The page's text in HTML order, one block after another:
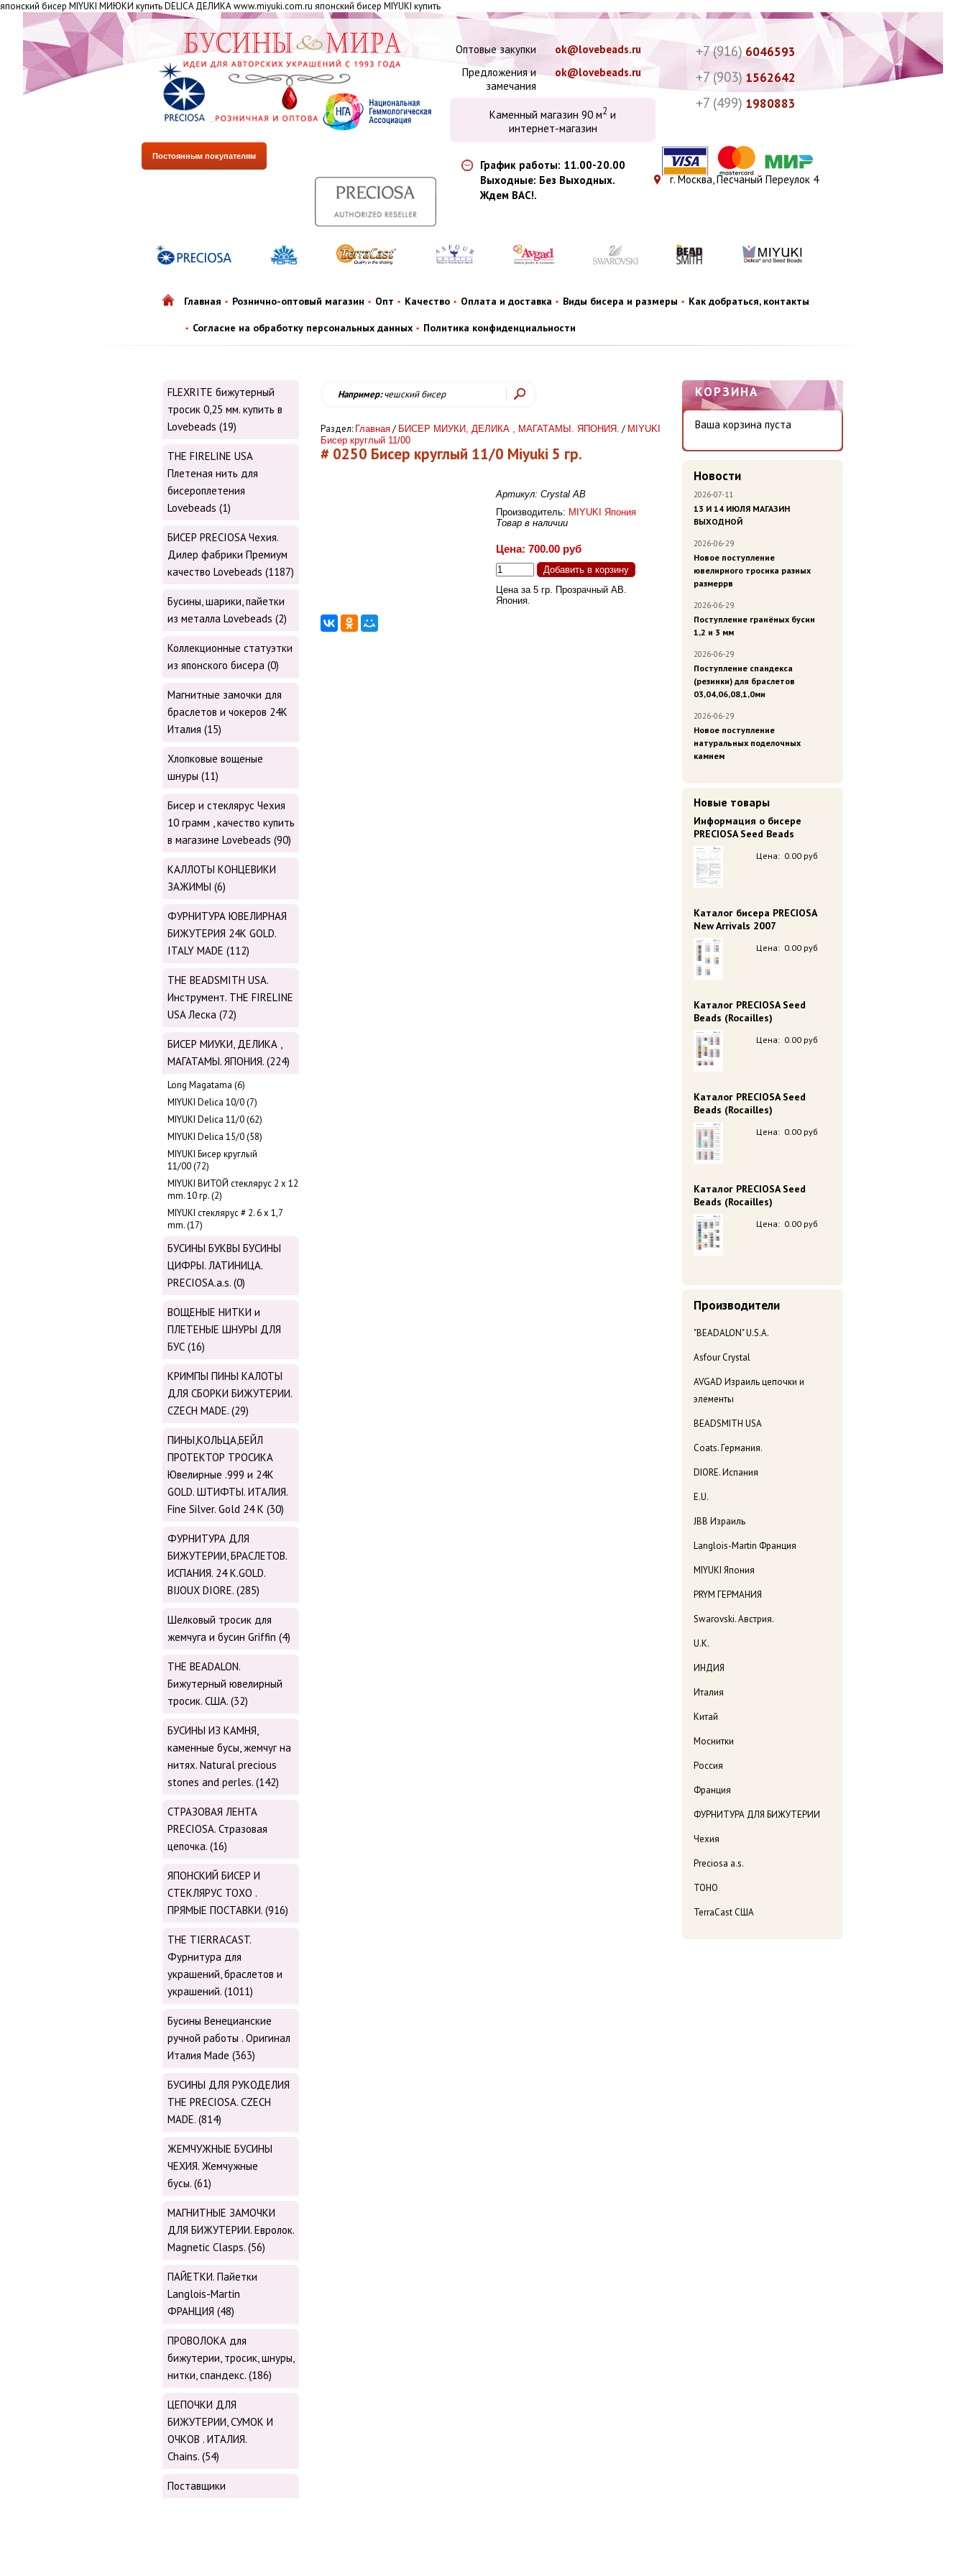
японский бисер MIYUKI МИЮКИ купить DELICA ДЕЛИКА www.miyuki.com.ru японский бисер MIYUKI купить
+7 (916) 6046593
+7 (903) 1562642
+7 (499) 1980883
Оптовые закупки
ok@lovebeads.ru
Предложения и
замечания
ok@lovebeads.ru
Каменный магазин 90 м2 и
интернет-магазин
г. Москва, Песчаный Переулок 4
График работы: 11.00-20.00
Выходные: Без Выходных.
Ждем ВАС!.
Постоянным покупателям
Главная Рознично-оптовый магазин Опт Качество Оплата и доставка Виды бисера и размеры Как добраться, контакты
Согласие на обработку персональных данных Политика конфиденциальности
КОРЗИНА
Ваша корзина пуста
Новости
2026-07-11
13 И 14 ИЮЛЯ МАГАЗИН
ВЫХОДНОЙ
2026-06-29
Новое поступление
ювелирного тросика разных
размеррв
2026-06-29
Поступление гранёных бусин
1,2 и 3 мм
2026-06-29
Поступление спандекса
(резинки) для браслетов
03,04,06,08,1,0ми
2026-06-29
Новое поступление
натуральных поделочных
камнем
Новые товары
Информация о бисере
PRECIOSA Seed Beads
Цена: 0.00 руб
Каталог бисера PRECIOSA
New Arrivals 2007
Цена: 0.00 руб
Каталог PRECIOSA Seed
Beads (Rocailles)
Цена: 0.00 руб
Каталог PRECIOSA Seed
Beads (Rocailles)
Цена: 0.00 руб
Каталог PRECIOSA Seed
Beads (Rocailles)
Цена: 0.00 руб
Производители
"BEADALON" U.S.A.
Asfour Crystal
AVGAD Израиль цепочки и
элементы
BEADSMITH USA
Coats. Германия.
DIORE. Испания
E.U.
JBB Израиль
Langlois-Martin Франция
MIYUKI Япония
PRYM ГЕРМАНИЯ
Swarovski. Австрия.
U.K.
ИНДИЯ
Италия
Китай
Моснитки
Россия
Франция
ФУРНИТУРА ДЛЯ БИЖУТЕРИИ
Чехия
Preciosa a.s.
TOHO
TerraCast США
FLEXRITE бижутерный
тросик 0,25 мм. купить в
Lovebeads (19)
THE FIRELINE USA
Плетеная нить для
бисероплетения
Lovebeads (1)
БИСЕР PRECIOSA Чехия.
Дилер фабрики Премиум
качество Lovebeads (1187)
Бусины, шарики, пайетки
из металла Lovebeads (2)
Коллекционные статуэтки
из японского бисера (0)
Магнитные замочки для
браслетов и чокеров 24К
Италия (15)
Хлопковые вощеные
шнуры (11)
Бисер и стеклярус Чехия
10 грамм , качество купить
в магазине Lovebeads (90)
КАЛЛОТЫ КОНЦЕВИКИ
ЗАЖИМЫ (6)
ФУРНИТУРА ЮВЕЛИРНАЯ
БИЖУТЕРИЯ 24К GOLD.
ITALY MADE (112)
THE BEADSMITH USA.
Инструмент. THE FIRELINE
USA Леска (72)
БИСЕР МИУКИ, ДЕЛИКА ,
МАГАТАМЫ. ЯПОНИЯ. (224)
Long Magatama (6)
MIYUKI Delica 10/0 (7)
MIYUKI Delica 11/0 (62)
MIYUKI Delica 15/0 (58)
MIYUKI Бисер круглый
11/00 (72)
MIYUKI ВИТОЙ стеклярус 2 х 12
mm. 10 гр. (2)
MIYUKI стеклярус # 2. 6 х 1,7
mm. (17)
БУСИНЫ БУКВЫ БУСИНЫ
ЦИФРЫ. ЛАТИНИЦА.
PRECIOSA.a.s. (0)
ВОЩЕНЫЕ НИТКИ и
ПЛЕТЕНЫЕ ШНУРЫ ДЛЯ
БУС (16)
КРИМПЫ ПИНЫ КАЛОТЫ
ДЛЯ СБОРКИ БИЖУТЕРИИ.
CZECH MADE. (29)
ПИНЫ,КОЛЬЦА,БЕЙЛ
ПРОТЕКТОР ТРОСИКА
Ювелирные .999 и 24К
GOLD. ШТИФТЫ. ИТАЛИЯ.
Fine Silver. Gold 24 K (30)
ФУРНИТУРА ДЛЯ
БИЖУТЕРИИ, БРАСЛЕТОВ.
ИСПАНИЯ. 24 K.GOLD.
BIJOUX DIORE. (285)
Шелковый тросик для
жемчуга и бусин Griffin (4)
THE BEADALON.
Бижутерный ювелирный
тросик. США. (32)
БУСИНЫ ИЗ КАМНЯ,
каменные бусы, жемчуг на
нитях. Natural precious
stones and perles. (142)
СТРАЗОВАЯ ЛЕНТА
PRECIOSA. Стразовая
цепочка. (16)
ЯПОНСКИЙ БИСЕР И
СТЕКЛЯРУС TOХО .
ПРЯМЫЕ ПОСТАВКИ. (916)
THE TIERRACAST.
Фурнитура для
украшений, браслетов и
украшений. (1011)
Бусины Венецианские
ручной работы . Оригинал
Италия Made (363)
БУСИНЫ ДЛЯ РУКОДЕЛИЯ
THE PRECIOSA. CZECH
MADE. (814)
ЖЕМЧУЖНЫЕ БУСИНЫ
ЧЕХИЯ. Жемчужные
бусы. (61)
МАГНИТНЫЕ ЗАМОЧКИ
ДЛЯ БИЖУТЕРИИ. Евролок.
Magnetic Сlasps. (56)
ПАЙЕТКИ. Пайетки
Langlois-Martin
ФРАНЦИЯ (48)
ПРОВОЛОКА для
бижутерии, тросик, шнуры,
нитки, cпандекс. (186)
ЦЕПОЧКИ ДЛЯ
БИЖУТЕРИИ, СУМОК И
ОЧКОВ . ИТАЛИЯ.
Chains. (54)
Поставщики
Например:чешский бисер
Раздел: Главная / БИСЕР МИУКИ, ДЕЛИКА , МАГАТАМЫ. ЯПОНИЯ. / MIYUKI
Бисер круглый 11/00
# 0250 Бисер круглый 11/0 Miyuki 5 гр.
Артикул: Сrystal AB
Производитель: MIYUKI Япония
Товар в наличии
Цена: 700.00 руб
Цена за 5 гр. Прозрачный АВ.
Япония.